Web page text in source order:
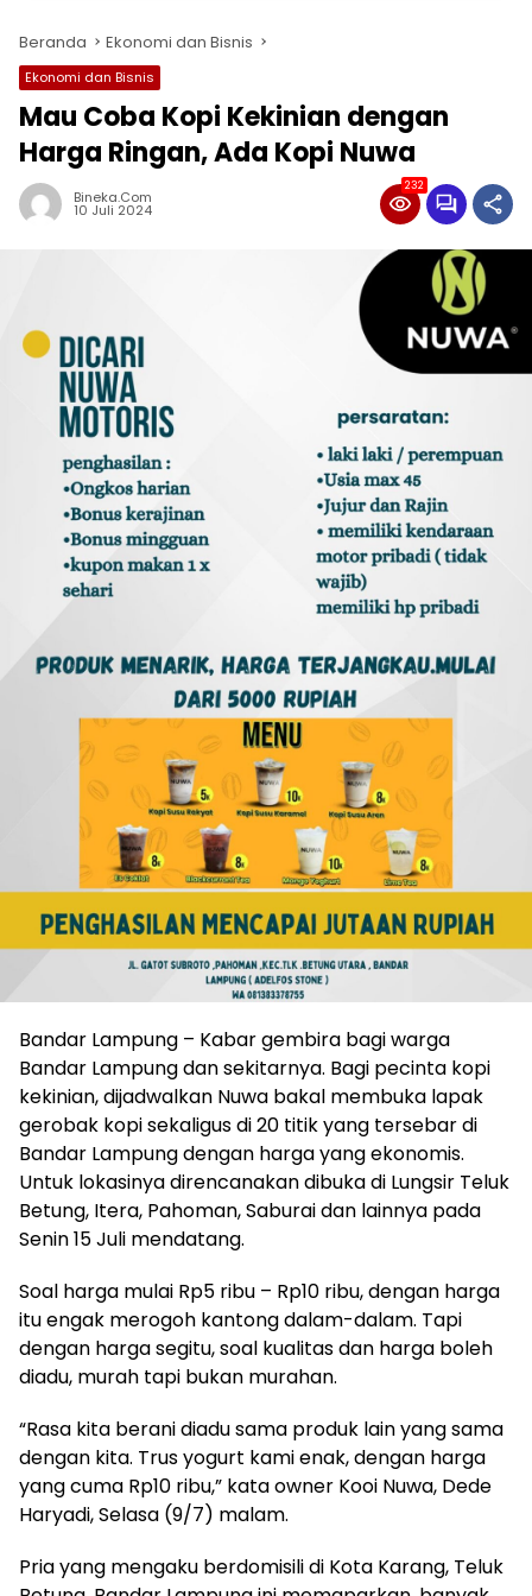
Beranda Ekonomi dan Bisnis
Ekonomi dan Bisnis
Mau Coba Kopi Kekinian dengan
Harga Ringan, Ada Kopi Nuwa
Bineka.com
10 Juli 2024
232
Bandar Lampung – Kabar gembira bagi warga
Bandar Lampung dan sekitarnya. Bagi pecinta kopi
kekinian, dijadwalkan Nuwa bakal membuka lapak
gerobak kopi sekaligus di 20 titik yang tersebar di
Bandar Lampung dengan harga yang ekonomis.
Untuk lokasinya direncanakan dibuka di Lungsir Teluk
Betung, Itera, Pahoman, Saburai dan lainnya pada
Senin 15 Juli mendatang.
Soal harga mulai Rp5 ribu – Rp10 ribu, dengan harga
itu engak merogoh kantong dalam-dalam. Tapi
dengan harga segitu, soal kualitas dan harga boleh
diadu, murah tapi bukan murahan.
“Rasa kita berani diadu sama produk lain yang sama
dengan kita. Trus yogurt kami enak, dengan harga
yang cuma Rp10 ribu,” kata owner Kooi Nuwa, Dede
Haryadi, Selasa (9/7) malam.
Pria yang mengaku berdomisili di Kota Karang, Teluk